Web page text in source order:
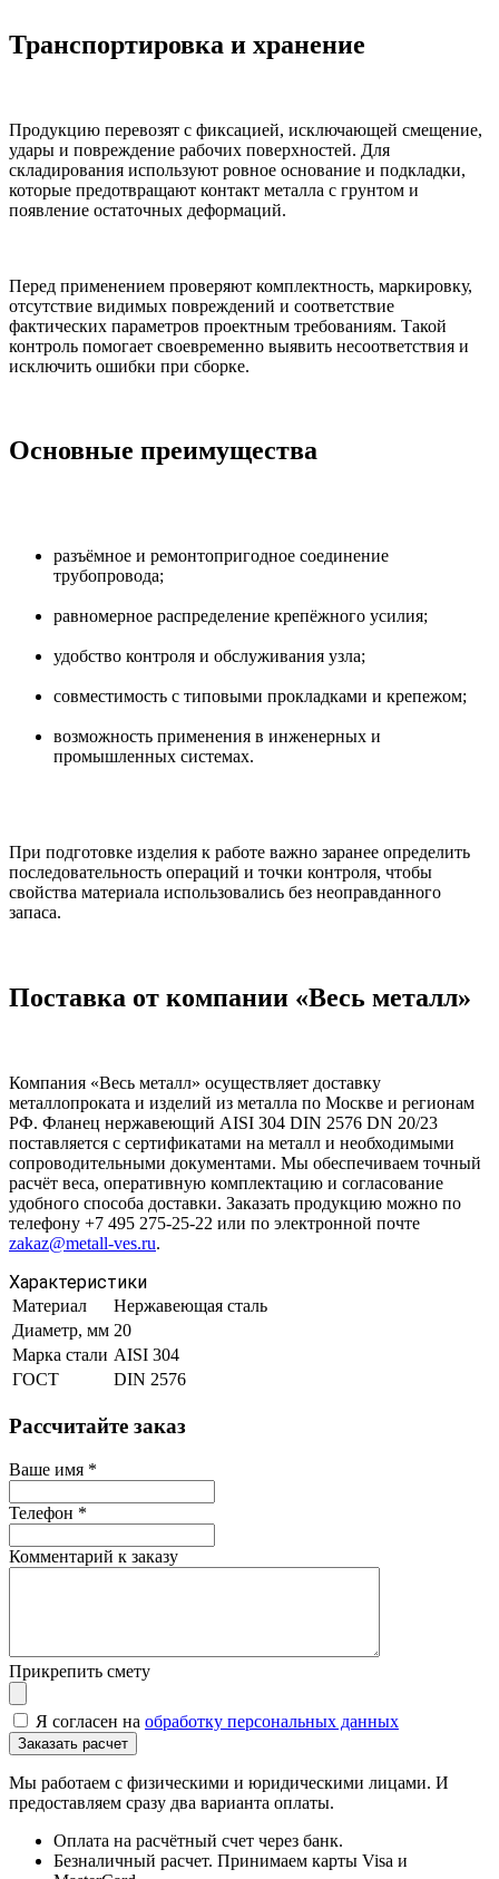
Транспортировка и хранение
Продукцию перевозят с фиксацией, исключающей смещение,
удары и повреждение рабочих поверхностей. Для
складирования используют ровное основание и подкладки,
которые предотвращают контакт металла с грунтом и
появление остаточных деформаций.
Перед применением проверяют комплектность, маркировку,
отсутствие видимых повреждений и соответствие
фактических параметров проектным требованиям. Такой
контроль помогает своевременно выявить несоответствия и
исключить ошибки при сборке.
Основные преимущества
разъёмное и ремонтопригодное соединение
трубопровода;
равномерное распределение крепёжного усилия;
удобство контроля и обслуживания узла;
совместимость с типовыми прокладками и крепежом;
возможность применения в инженерных и
промышленных системах.
При подготовке изделия к работе важно заранее определить
последовательность операций и точки контроля, чтобы
свойства материала использовались без неоправданного
запаса.
Поставка от компании «Весь металл»
Компания «Весь металл» осуществляет доставку
металлопроката и изделий из металла по Москве и регионам
РФ. Фланец нержавеющий AISI 304 DIN 2576 DN 20/23
поставляется с сертификатами на металл и необходимыми
сопроводительными документами. Мы обеспечиваем точный
расчёт веса, оперативную комплектацию и согласование
удобного способа доставки. Заказать продукцию можно по
телефону +7 495 275-25-22 или по электронной почте
zakaz@metall-ves.ru.
Характеристики
Материал
Нержавеющая сталь
Диаметр, мм 20
Марка стали AISI 304
ГОСТ
DIN 2576
Рассчитайте заказ
Ваше имя *
Телефон *
Комментарий к заказу
Прикрепить смету
Я согласен на обработку персональных данных
Мы работаем с физическими и юридическими лицами. И
предоставляем сразу два варианта оплаты.
Оплата на расчётный счет через банк.
Безналичный расчет. Принимаем карты Visa и